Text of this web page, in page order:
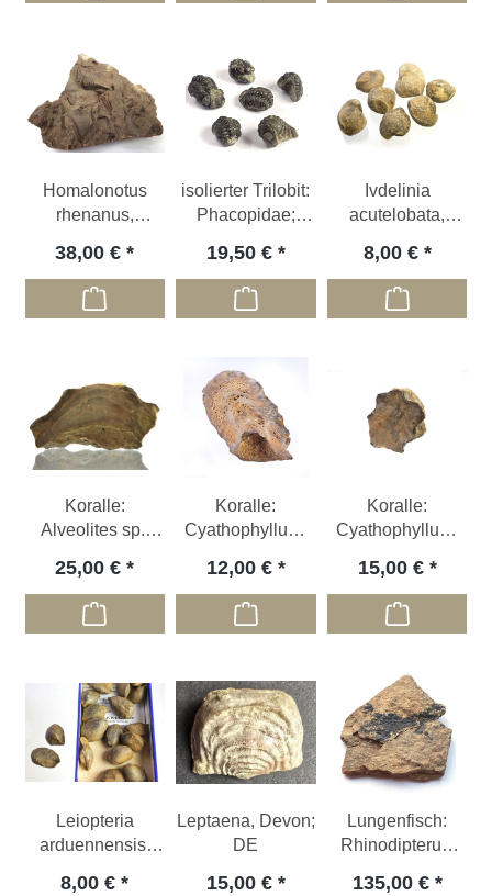
Homalonotus
rhenanus,
38,00 €
isolierter Trilobit:
Phacopidae;
eingerollt
19,50 €
Ivdelinia
acutelobata,
DE
8,00 €
Koralle:
Alveolites sp.,
25,00 €
Koralle:
Cyathophyllum,
12,00 €
Koralle:
Cyathophyllum,
halbiert &
anpoliert
15,00 €
Leiopteria
arduennensis,
8,00 €
Leptaena, Devon;
DE
15,00 €
Lungenfisch:
Rhinodipterus,
135,00 €